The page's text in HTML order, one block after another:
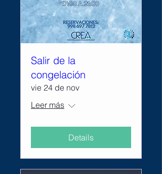
Salir de la
congelación
vie 24 de nov
Leer más
Details